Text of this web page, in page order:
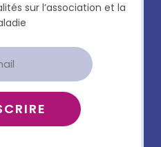
sur l’association et la